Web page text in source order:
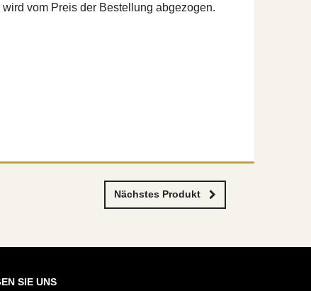
vom Preis der Bestellung abgezogen.
Nächstes Produkt
SIE UNS